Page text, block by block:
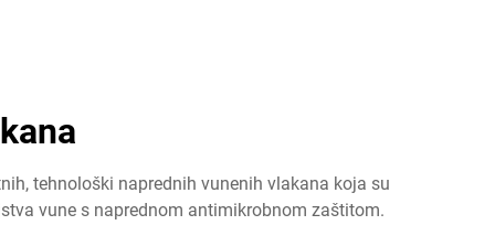
tehnološki naprednih vunenih vlakana koja su
vune s naprednom antimikrobnom zaštitom.